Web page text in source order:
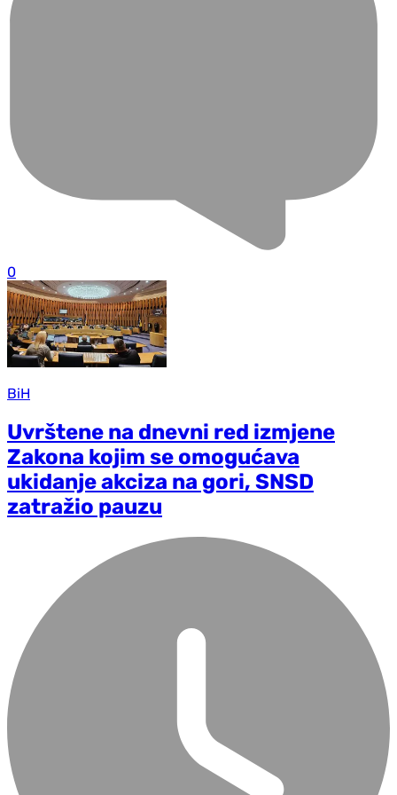
0
BiH
Uvrštene na dnevni red izmjene
Zakona kojim se omogućava
ukidanje akciza na gori, SNSD
zatražio pauzu